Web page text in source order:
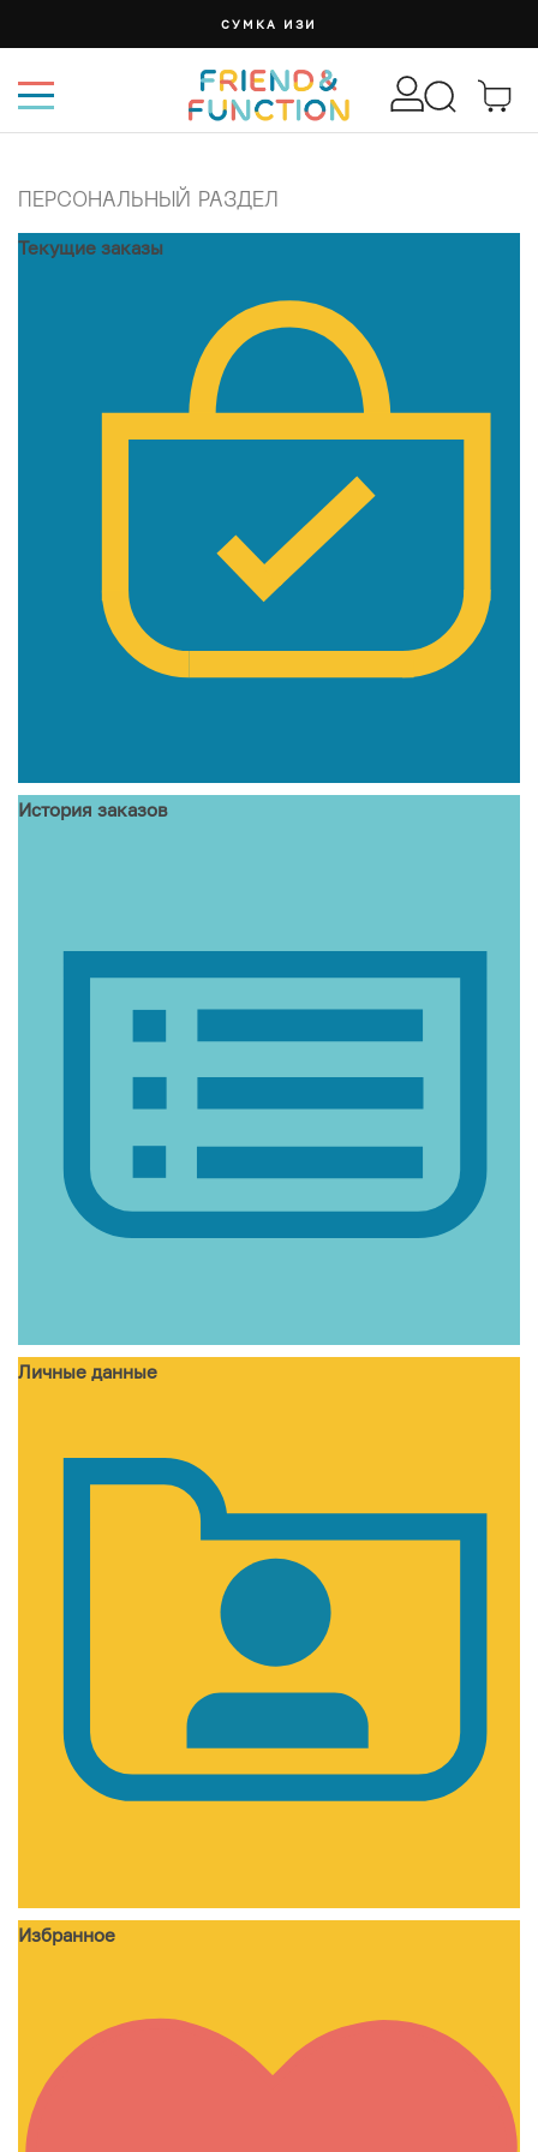
ПЕРСОНАЛЬНЫЙ РАЗДЕЛ
Текущие заказы
История заказов
Личные данные
Избранное